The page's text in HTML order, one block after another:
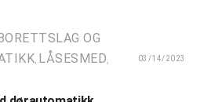
OG
LÅSESMED 03/14/2023